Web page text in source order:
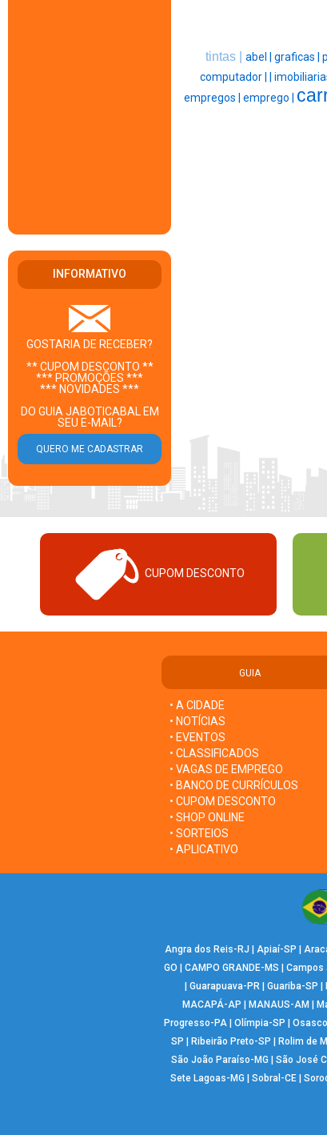
INFORMATIVO
GOSTARIA DE RECEBER?
** CUPOM DESCONTO **
*** PROMOÇÕES ***
*** NOVIDADES ***
DO GUIA JABOTICABAL EM
SEU E-MAIL?
tintas | abel | graficas |
computador |
empregos | emprego |
CUPOM DESCONTO
GUIA
• A CIDADE
• NOTÍCIAS
• EVENTOS
• CLASSIFICADOS
• VAGAS DE EMPREGO
• BANCO DE CURRÍCULOS
• CUPOM DESCONTO
• SHOP ONLINE
• SORTEIOS
• APLICATIVO
Angra dos Reis-RJ Apiaí-SP
GO
CAMPO GRANDE-MS Campos
Guarapuava-PR Guariba-SP
MACAPÁ-AP
MANAUS-AM
Progresso-PA| Olímpia-SP
SP
Ribeirão Preto-SP Rolim de
São João Paraíso-MG
São José
Sete Lagoas-MG
Sobral-CE|